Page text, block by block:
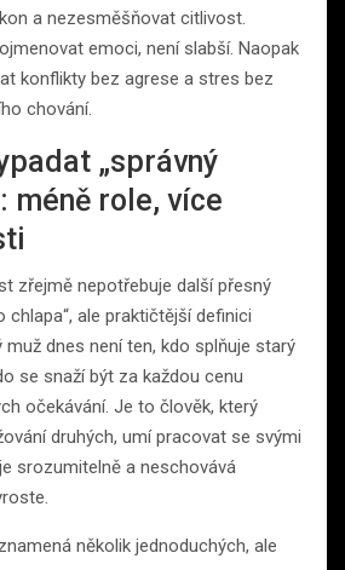
a nezesměšňovat citlivost.
emoci, není slabší. Naopak
konflikty bez agrese a stres bez
chování.
„správný
méně role, více
zřejmě nepotřebuje další přesný
chlapa“, ale praktičtější definici
dnes není ten, kdo splňuje starý
se snaží být za každou cenu
očekávání. Je to člověk, který
druhých, umí pracovat se svými
srozumitelně a neschovává
několik jednoduchých, ale